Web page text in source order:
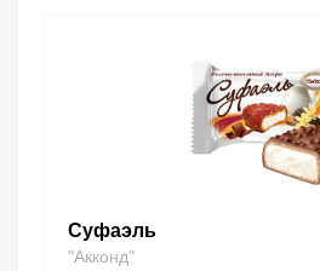
Суфаэль
"Акконд"